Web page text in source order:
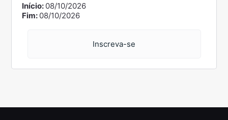
Início: 08/10/2026
Fim: 08/10/2026
Inscreva-se